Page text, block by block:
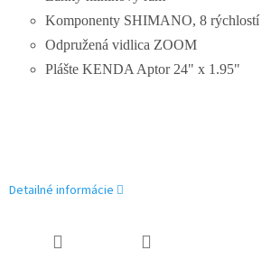
Komponenty SHIMANO, 8 rýchlostí
Odpružená vidlica ZOOM
Plášte KENDA Aptor 24" x 1.95"
Detailné informácie